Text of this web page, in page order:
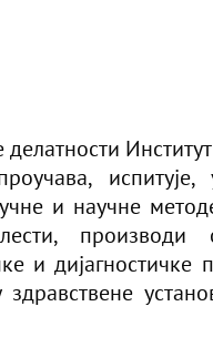
Институт
испитује,
и научнe
и дијагностичке
здравствене